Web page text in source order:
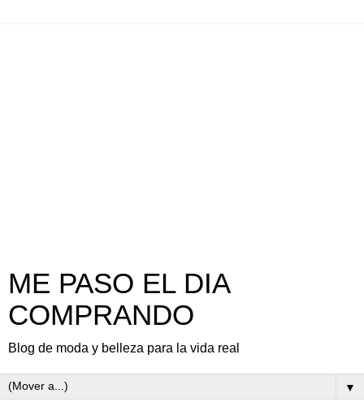
ME PASO EL DIA
COMPRANDO
Blog de moda y belleza para la vida real
▼